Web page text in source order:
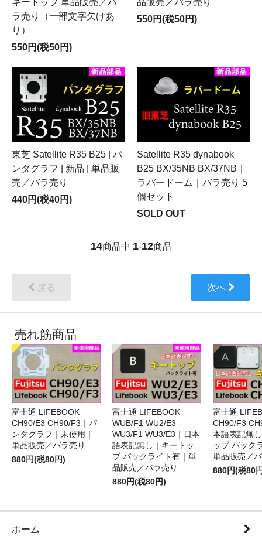
キートップ 単品販売／バ
ラ売り（一部文字欠けあ
り）
550円(税50円)
品販売／バラ売り
550円(税50円)
東芝 Satellite R35 B25 | パ
ンタグラフ | 新品 | 単品販
売／バラ売り
440円(税40円)
Satellite R35 dynabook
B25 BX/35NB BX/37NB｜
ラバードーム｜バラ売り 5
個セット
SOLD OUT
14商品中 1-12商品
戻る 次へ
売れ筋商品
富士通 LIFEBOOK
CH90/E3 CH90/F3｜パ
ンタグラフ｜未使用｜
単品販売／バラ売り
880円(税80円)
富士通 LIFEBOOK
WUB/F1 WU2/E3
WU3/F1 WU3/E3｜日本
語表記無し｜キートッ
プ バックライト有｜単
品販売／バラ売り
880円(税80円)
富士通
CH90/F3
本語表記無
ップ バック
単品販売／
880円(税80
ホーム